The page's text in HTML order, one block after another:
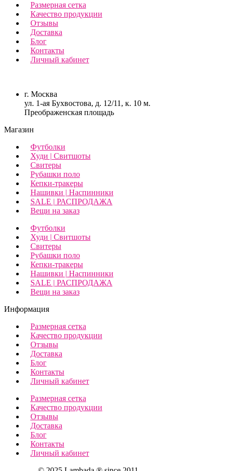
Размерная сетка
Качество продукции
Отзывы
Доставка
Блог
Контакты
Личный кабинет
г. Москва
ул. 1-ая Бухвостова, д. 12/11, к. 10 м.
Преображенская площадь
Магазин
Футболки
Худи | Свитшоты
Свитеры
Рубашки поло
Кепки-тракеры
Нашивки | Наспинники
SALE | РАСПРОДАЖА
Вещи на заказ
Футболки
Худи | Свитшоты
Свитеры
Рубашки поло
Кепки-тракеры
Нашивки | Наспинники
SALE | РАСПРОДАЖА
Вещи на заказ
Информация
Размерная сетка
Качество продукции
Отзывы
Доставка
Блог
Контакты
Личный кабинет
Размерная сетка
Качество продукции
Отзывы
Доставка
Блог
Контакты
Личный кабинет